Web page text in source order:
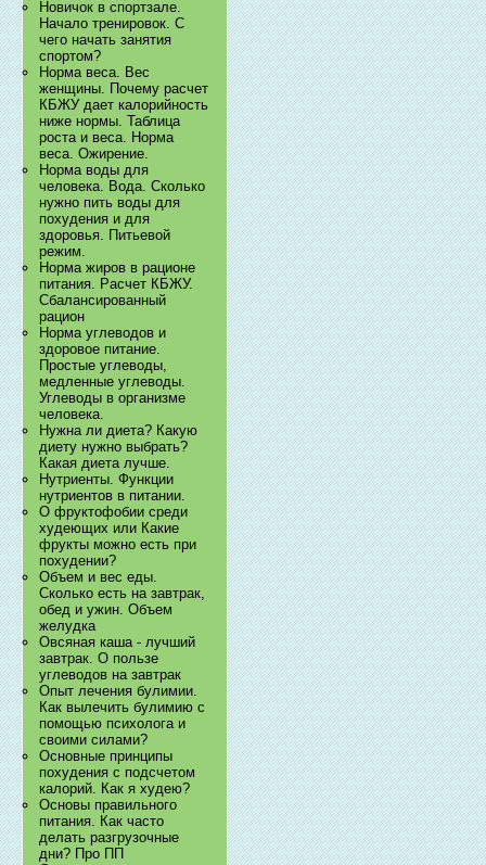
Новичок в спортзале.
Начало тренировок. С
чего начать занятия
спортом?
Норма веса. Вес
женщины. Почему расчет
КБЖУ дает калорийность
ниже нормы. Таблица
роста и веса. Норма
веса. Ожирение.
Норма воды для
человека. Вода. Сколько
нужно пить воды для
похудения и для
здоровья. Питьевой
режим.
Норма жиров в рационе
питания. Расчет КБЖУ.
Сбалансированный
рацион
Норма углеводов и
здоровое питание.
Простые углеводы,
медленные углеводы.
Углеводы в организме
человека.
Нужна ли диета? Какую
диету нужно выбрать?
Какая диета лучше.
Нутриенты. Функции
нутриентов в питании.
О фруктофобии среди
худеющих или Какие
фрукты можно есть при
похудении?
Объем и вес еды.
Сколько есть на завтрак,
обед и ужин. Объем
желудка
Овсяная каша - лучший
завтрак. О пользе
углеводов на завтрак
Опыт лечения булимии.
Как вылечить булимию с
помощью психолога и
своими силами?
Основные принципы
похудения с подсчетом
калорий. Как я худею?
Основы правильного
питания. Как часто
делать разгрузочные
дни? Про ПП